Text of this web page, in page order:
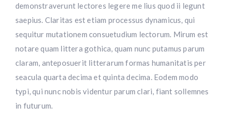
demonstraverunt lectores legere me lius quod ii legunt
saepius. Claritas est etiam processus dynamicus, qui
sequitur mutationem consuetudium lectorum. Mirum est
notare quam littera gothica, quam nunc putamus parum
claram, anteposuerit litterarum formas humanitatis per
seacula quarta decima et quinta decima. Eodem modo
typi, qui nunc nobis videntur parum clari, fiant sollemnes
in futurum.